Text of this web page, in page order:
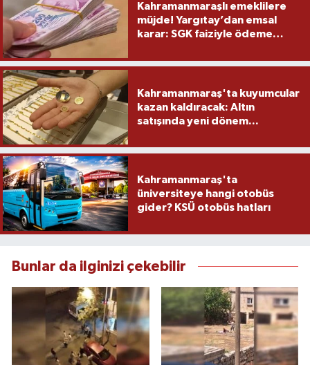
Kahramanmaraşlı emeklilere
müjde! Yargıtay’dan emsal
karar: SGK faiziyle ödeme
Kahramanmaraş'ta kuyumcular
kazan kaldıracak: Altın
satışında yeni dönem...
Kahramanmaraş'ta
üniversiteye hangi otobüs
gider? KSÜ otobüs hatları
Bunlar da ilginizi çekebilir